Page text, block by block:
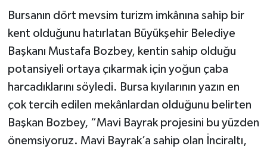
Bursanın dört mevsim turizm imkânına sahip bir
kent olduğunu hatırlatan Büyükşehir Belediye
Başkanı Mustafa Bozbey, kentin sahip olduğu
potansiyeli ortaya çıkarmak için yoğun çaba
harcadıklarını söyledi. Bursa kıyılarının yazın en
çok tercih edilen mekânlardan olduğunu belirten
Başkan Bozbey, “Mavi Bayrak projesini bu yüzden
önemsiyoruz. Mavi Bayrak’a sahip olan İnciraltı,